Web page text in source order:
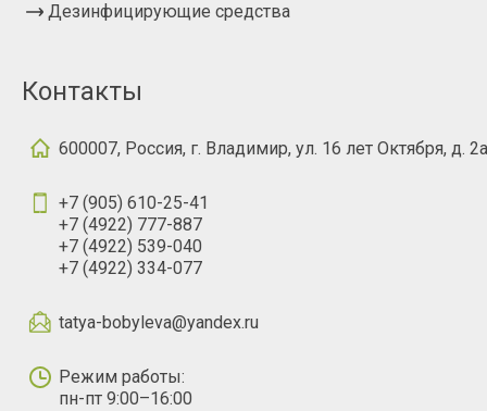
Дезинфицирующие средства
Контакты
600007, Россия, г. Владимир, ул. 16 лет Октября, д. 2а
+7 (905) 610-25-41
+7 (4922) 777-887
+7 (4922) 539-040
+7 (4922) 334-077
tatya-bobyleva@yandex.ru
Режим работы:
пн-пт 9:00–16:00